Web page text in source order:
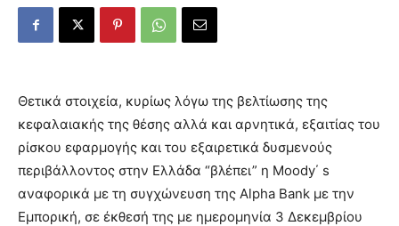
Θετικά στοιχεία, κυρίως λόγω της βελτίωσης της
κεφαλαιακής της θέσης αλλά και αρνητικά, εξαιτίας του
ρίσκου εφαρμογής και του εξαιρετικά δυσμενούς
περιβάλλοντος στην Ελλάδα “βλέπει” η Moody΄ s
αναφορικά με τη συγχώνευση της Alpha Bank με την
Εμπορική, σε έκθεσή της με ημερομηνία 3 Δεκεμβρίου